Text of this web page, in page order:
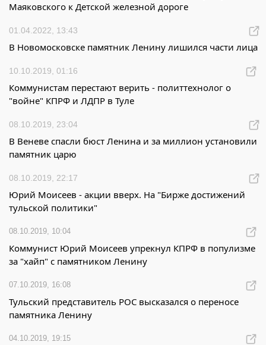
Маяковского к Детской железной дороге
01.04.2022, 13:43
В Новомосковске памятник Ленину лишился части лица
10.10.2019, 01:16
Коммунистам перестают верить - политтехнолог о
"войне" КПРФ и ЛДПР в Туле
08.10.2019, 23:04
В Веневе спасли бюст Ленина и за миллион установили
памятник царю
08.10.2019, 22:17
Юрий Моисеев - акции вверх. На "Бирже достижений
тульской политики"
08.10.2019, 10:04
Коммунист Юрий Моисеев упрекнул КПРФ в популизме
за "хайп" с памятником Ленину
07.10.2019, 16:08
Тульский представитель РОС высказался о переносе
памятника Ленину
04.10.2019, 19:15